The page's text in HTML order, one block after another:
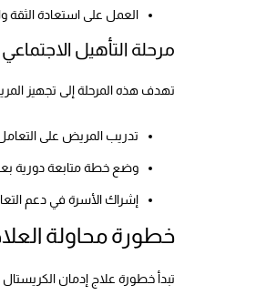
العمل على استعادة الثقة
مرحلة التأهيل
تهدف هذه المرحلة إلى تجهيز
تدريب المريض على
وضع خطة متابعة دورية
إشراك الأسرة في دعم
خطورة محاولة
تبدأ خطورة علاج إدمان